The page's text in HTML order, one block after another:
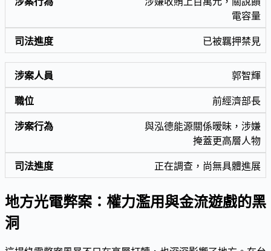
電容量
已被羈押禁見
郭智輝
前經濟部長
與泓德能源關係暧昧，涉嫌
掩蓋更高層人物
正在調查，尚無具體進展
地方光電弊案：權力濫用與金流遊戲的黑
洞